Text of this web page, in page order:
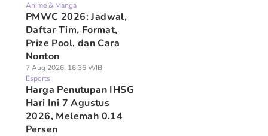
Anime & Manga
PMWC 2026: Jadwal,
Daftar Tim, Format,
Prize Pool, dan Cara
Nonton
7 Aug 2026, 16:36 WIB
Esports
Harga Penutupan IHSG
Hari Ini 7 Agustus
2026, Melemah 0.14
Persen